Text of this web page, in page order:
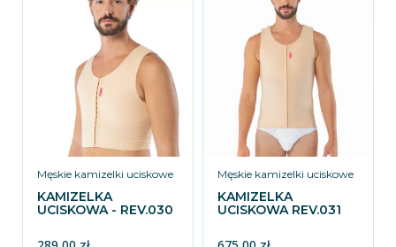
Męskie kamizelki uciskowe
KAMIZELKA
UCISKOWA - REV.030
Męskie kamizelki uciskowe
KAMIZELKA
UCISKOWA REV.031